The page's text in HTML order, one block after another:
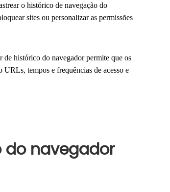
o histórico de navegação do
sites ou personalizar as permissões
de histórico do navegador permite que os
tempos e frequências de acesso e
do navegador